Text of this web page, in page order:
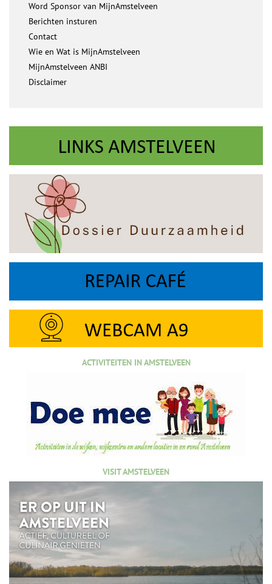
Word Sponsor van MijnAmstelveen
Berichten insturen
Contact
Wie en Wat is MijnAmstelveen
MijnAmstelveen ANBI
Disclaimer
ACTIVITEITEN IN AMSTELVEEN
VISIT AMSTELVEEN